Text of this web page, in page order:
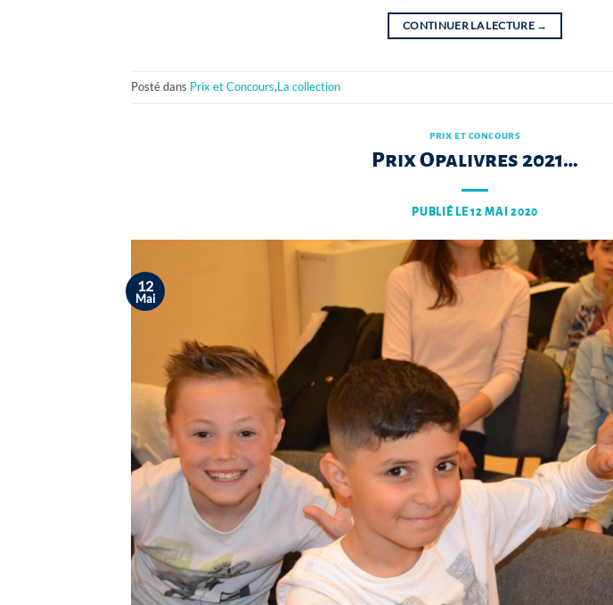
CONTINUER LA LECTURE →
Posté dans Prix et Concours,La collection
PRIX ET CONCOURS
Prix Opalivres 2021…
PUBLIÉ LE12 MAI 2020
12
Mai